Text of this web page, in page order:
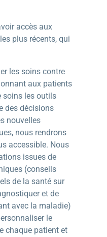
accès aux
plus récents, qui
les soins contre
aux patients
soins les outils
des décisions
nouvelles
nous rendrons
accessible. Nous
issues de
(conseils
de la santé sur
et de
avec la maladie)
le
chaque patient et